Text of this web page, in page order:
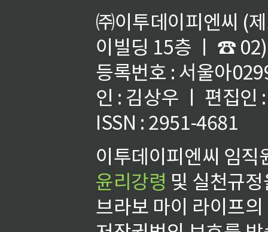
㈜이투데이피엔씨 (
이빌딩 15층 ㅣ ☎
등록번호 : 서울아
인 : 김상우 ㅣ 편집인
ISSN : 2951-4681
이투데이피엔씨 임
윤리강령 및 실천규
브라보 마이 라이프